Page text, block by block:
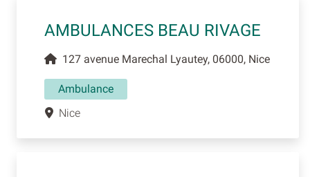
AMBULANCES BEAU RIVAGE
127 avenue Marechal Lyautey, 06000, Nice
Ambulance
Nice